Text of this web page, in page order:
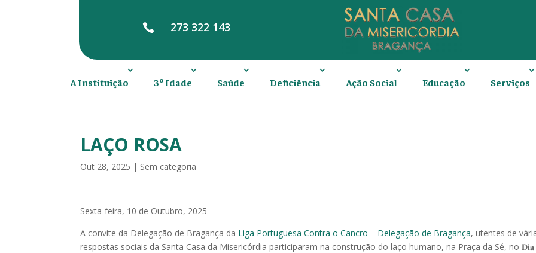
 273 322 143
A Instituição 3º Idade Saúde Deficiência Ação Social Educação Serviços
LAÇO ROSA
Out 28, 2025 | Sem categoria
Sexta-feira, 10 de Outubro, 2025
A convite da Delegação de Bragança da Liga Portuguesa Contra o Cancro – Delegação de Bragança, utentes de
respostas sociais da Santa Casa da Misericórdia participaram na construção do laço humano, na Praça da Sé, no 𝐃𝐢𝐚